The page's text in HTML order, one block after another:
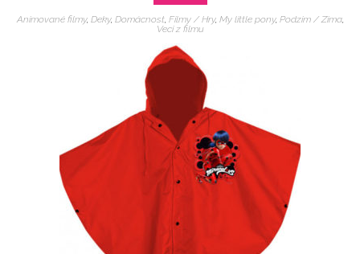
Animované filmy, Deky, Domácnost, Filmy / Hry, My little pony, Podzim / Zima,
Veci z filmu